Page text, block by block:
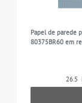
Papel de parede
80375BR60 em
26.5